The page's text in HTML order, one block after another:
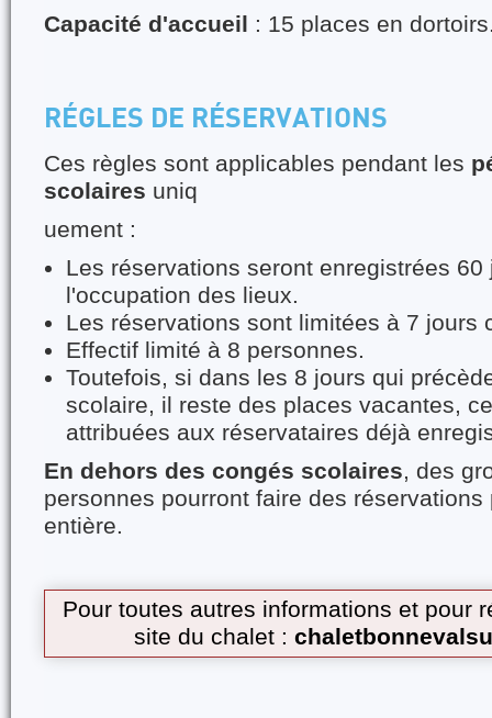
Capacité d'accueil : 15 places en
RÉGLES DE RÉSERVATIONS
Ces règles sont applicables pendant les
scolaires uniq
uement :
Les réservations seront enregistrées
l'occupation des lieux.
Les réservations sont limitées à 7 jours
Effectif limité à 8 personnes.
Toutefois, si dans les 8 jours qui
scolaire, il reste des places vacantes,
attribuées aux réservataires déjà
En dehors des congés scolaires, des
personnes pourront faire des
entière.
Pour toutes autres informations et pour
site du chalet :